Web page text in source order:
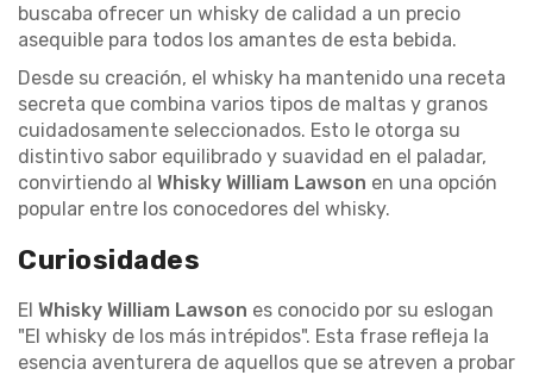
buscaba ofrecer un whisky de calidad a un precio
asequible para todos los amantes de esta bebida.
Desde su creación, el whisky ha mantenido una receta
secreta que combina varios tipos de maltas y granos
cuidadosamente seleccionados. Esto le otorga su
distintivo sabor equilibrado y suavidad en el paladar,
convirtiendo al Whisky William Lawson en una opción
popular entre los conocedores del whisky.
Curiosidades
El Whisky William Lawson es conocido por su eslogan
"El whisky de los más intrépidos". Esta frase refleja la
esencia aventurera de aquellos que se atreven a probar